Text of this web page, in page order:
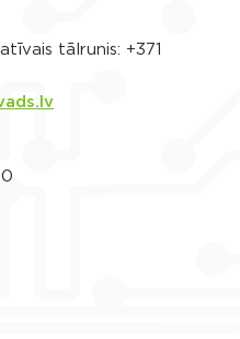
tālrunis: +371